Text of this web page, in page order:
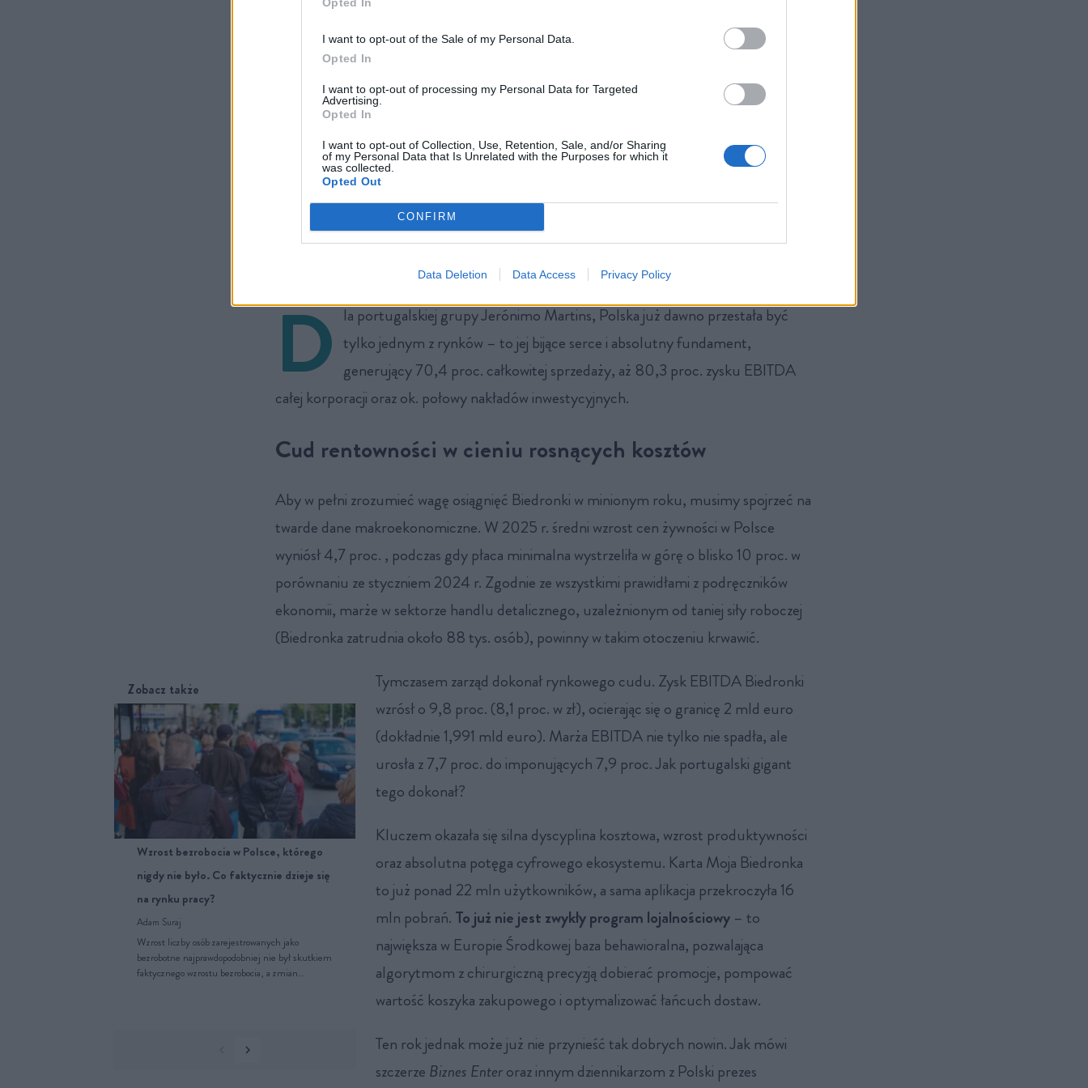
I want to opt-out of the Sale of my Personal Data.
Opted In
I want to opt-out of processing my Personal Data for Targeted
Advertising.
Opted In
I want to opt-out of Collection, Use, Retention, Sale, and/or Sharing
of my Personal Data that Is Unrelated with the Purposes for which it
was collected.
Opted Out
CONFIRM
Data Deletion Data Access Privacy Policy
D la portugalskiej grupy Jerónimo Martins, Polska już dawno przestała być
tylko jednym z rynków – to jej bijące serce i absolutny fundament,
generujący 70,4 proc. całkowitej sprzedaży, aż 80,3 proc. zysku EBITDA
całej korporacji oraz ok. połowy nakładów inwestycyjnych.
Cud rentowności w cieniu rosnących kosztów
Aby w pełni zrozumieć wagę osiągnięć Biedronki w minionym roku, musimy spojrzeć na
twarde dane makroekonomiczne. W 2025 r. średni wzrost cen żywności w Polsce
wyniósł 4,7 proc. , podczas gdy płaca minimalna wystrzeliła w górę o blisko 10 proc. w
porównaniu ze styczniem 2024 r. Zgodnie ze wszystkimi prawidłami z podręczników
ekonomii, marże w sektorze handlu detalicznego, uzależnionym od taniej siły roboczej
(Biedronka zatrudnia około 88 tys. osób), powinny w takim otoczeniu krwawić.
Zobacz także
Wzrost bezrobocia w Polsce, którego
nigdy nie było. Co faktycznie dzieje się
na rynku pracy?
Adam Suraj
Wzrost liczby osób zarejestrowanych jako
bezrobotne najprawdopodobniej nie był skutkiem
faktycznego wzrostu bezrobocia, a zmian…
Tymczasem zarząd dokonał rynkowego cudu. Zysk EBITDA Biedronki
wzrósł o 9,8 proc. (8,1 proc. w zł), ocierając się o granicę 2 mld euro
(dokładnie 1,991 mld euro). Marża EBITDA nie tylko nie spadła, ale
urosła z 7,7 proc. do imponujących 7,9 proc. Jak portugalski gigant
tego dokonał?
Kluczem okazała się silna dyscyplina kosztowa, wzrost produktywności
oraz absolutna potęga cyfrowego ekosystemu. Karta Moja Biedronka
to już ponad 22 mln użytkowników, a sama aplikacja przekroczyła 16
mln pobrań. To już nie jest zwykły program lojalnościowy – to
największa w Europie Środkowej baza behawioralna, pozwalająca
algorytmom z chirurgiczną precyzją dobierać promocje, pompować
wartość koszyka zakupowego i optymalizować łańcuch dostaw.
Ten rok jednak może już nie przynieść tak dobrych nowin. Jak mówi
szczerze Biznes Enteroraz innym dziennikarzom z Polski prezes